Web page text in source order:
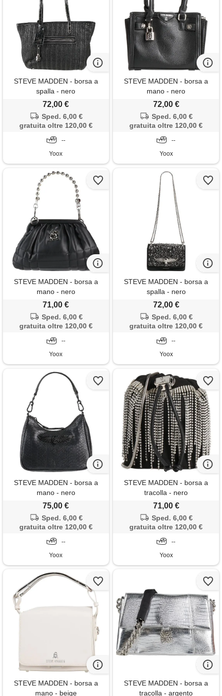
STEVE MADDEN - borsa a
spalla - nero
72,00 €
Sped. 6,00 €
gratuita oltre 120,00 €
--
Yoox
STEVE MADDEN - borsa a
mano - nero
72,00 €
Sped. 6,00 €
gratuita oltre 120,00 €
--
Yoox
STEVE MADDEN - borsa a
mano - nero
71,00 €
Sped. 6,00 €
gratuita oltre 120,00 €
--
Yoox
STEVE MADDEN - borsa a
spalla - nero
72,00 €
Sped. 6,00 €
gratuita oltre 120,00 €
--
Yoox
STEVE MADDEN - borsa a
mano - nero
75,00 €
Sped. 6,00 €
gratuita oltre 120,00 €
--
Yoox
STEVE MADDEN - borsa a
tracolla - nero
71,00 €
Sped. 6,00 €
gratuita oltre 120,00 €
--
Yoox
STEVE MADDEN - borsa a
mano - beige
STEVE MADDEN - borsa a
tracolla - argento